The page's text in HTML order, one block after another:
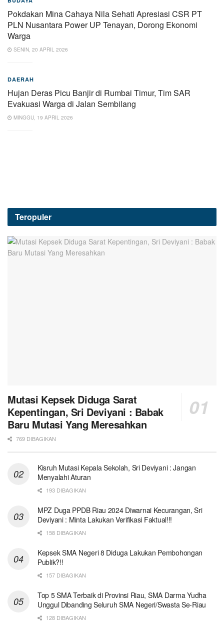
Pokdakan Mina Cahaya Nila Sehati Apresiasi CSR PT
PLN Nusantara Power UP Tenayan, Dorong Ekonomi
Warga
SENIN, 20 APRIL 2026
DAERAH
Hujan Deras Picu Banjir di Rumbai Timur, Tim SAR
Evakuasi Warga di Jalan Sembilang
MINGGU, 19 APRIL 2026
Teropuler
Mutasi Kepsek Diduga Sarat
Kepentingan, Sri Deviyani : Babak
Baru Mutasi Yang Meresahkan
769 DIBAGIKAN
Kisruh Mutasi Kepala Sekolah, Sri Deviyani : Jangan
Menyalahi Aturan
193 DIBAGIKAN
MPZ Duga PPDB Riau 2024 Diwarnai Kecurangan, Sri
Deviyani : Minta Lakukan Verifikasi Faktual!!!
158 DIBAGIKAN
Kepsek SMA Negeri 8 Diduga Lakukan Pembohongan
Publik?!!
157 DIBAGIKAN
Top 5 SMA Terbaik di Provinsi Riau, SMA Darma Yudha
Unggul Dibanding Seluruh SMA Negeri/Swasta Se-Riau
128 DIBAGIKAN